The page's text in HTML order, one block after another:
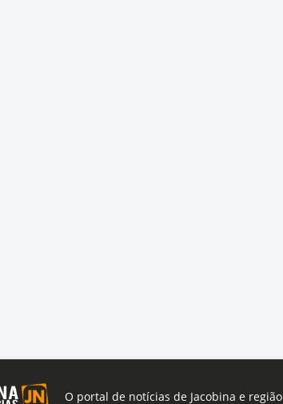
O portal de notícias de Jacobina e região